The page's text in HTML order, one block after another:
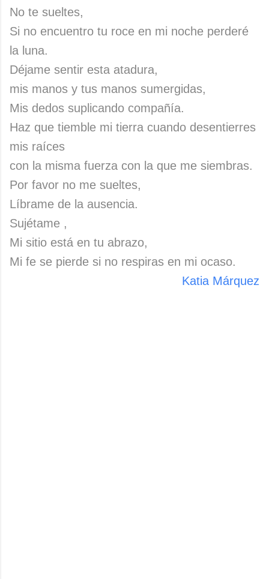
No te sueltes,
Si no encuentro tu roce en mi noche perderé
la luna.
Déjame sentir esta atadura,
mis manos y tus manos sumergidas,
Mis dedos suplicando compañía.
Haz que tiemble mi tierra cuando desentierres
mis raíces
con la misma fuerza con la que me siembras.
Por favor no me sueltes,
Líbrame de la ausencia.
Sujétame ,
Mi sitio está en tu abrazo,
Mi fe se pierde si no respiras en mi ocaso.
Katia Márquez